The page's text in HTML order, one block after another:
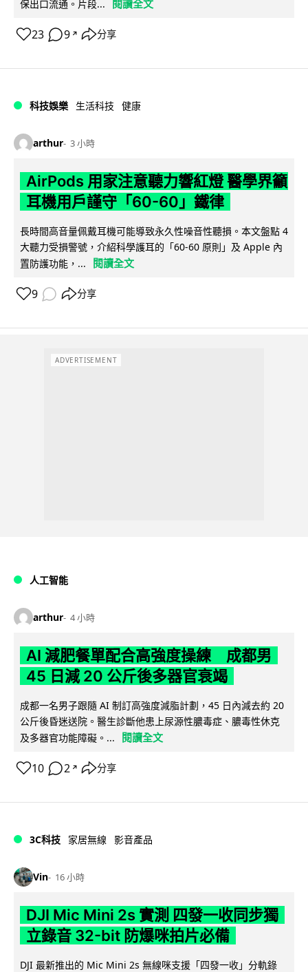
保出口流通。片段... 閱讀全文
23 9 ↗ 分享
科技娛樂 生活科技 健康
arthur 3 小時
AirPods 用家注意聽力響紅燈 醫學界籲
耳機用戶謹守「60-60」鐵律
長時間高音量佩戴耳機可能導致永久性噪音性聽損。本文盤點 4
大聽力受損警號，介紹科學護耳的「60-60 原則」及 Apple 內
置防護功能，...
閱讀全文
9 分享
ADVERTISEMENT
人工智能
arthur 4 小時
AI 減肥餐單配合高強度操練 成都男
45 日減 20 公斤後多器官衰竭
成都一名男子跟隨 AI 制訂高強度減脂計劃，45 日內減去約 20
公斤後昏迷送院。醫生診斷他患上尿源性膿毒症、膿毒性休克
及多器官功能障礙。...
閱讀全文
10 2 ↗ 分享
3C科技 家居無線 影音產品
Vin 16 小時
DJI Mic Mini 2s 實測 四發一收同步獨
立錄音 32-bit 防爆咪拍片必備
DJI 最新推出的 Mic Mini 2s 無線咪支援「四發一收」分軌錄